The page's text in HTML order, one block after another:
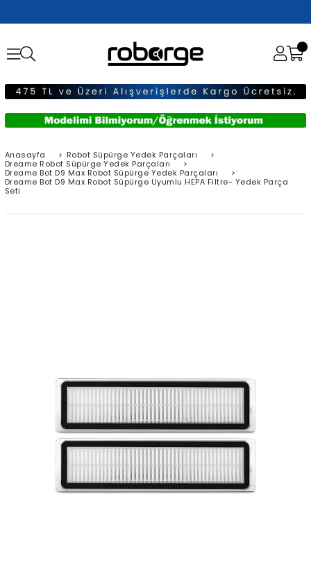
Anasayfa > Robot Süpürge Yedek Parçaları
>
Dreame Robot Süpürge Yedek Parçaları
>
Dreame Bot D9 Max Robot Süpürge Yedek Parçaları
>
Dreame Bot D9 Max Robot Süpürge Uyumlu HEPA Filtre- Yedek Parça
Seti